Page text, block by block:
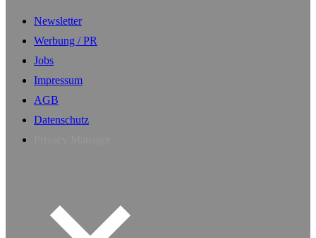
Newsletter
Werbung / PR
Jobs
Impressum
AGB
Datenschutz